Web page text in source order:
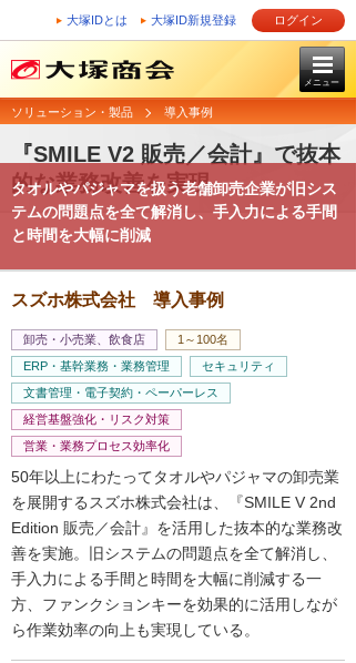
大塚IDとは 大塚ID新規登録 ログイン
メニュー
ソリューション・製品 導入事例
『SMILE V2 販売／会計』で抜本
的な業務改善を実現
タオルやパジャマを扱う老舗卸売企業が旧シス
テムの問題点を全て解消し、手入力による手間
と時間を大幅に削減
スズホ株式会社 導入事例
卸売・小売業、飲食店
1～100名
ERP・基幹業務・業務管理
セキュリティ
文書管理・電子契約・ペーパーレス
経営基盤強化・リスク対策
営業・業務プロセス効率化
50年以上にわたってタオルやパジャマの卸売業
を展開するスズホ株式会社は、『SMILE V 2nd
Edition 販売／会計』を活用した抜本的な業務改
善を実施。旧システムの問題点を全て解消し、
手入力による手間と時間を大幅に削減する一
方、ファンクションキーを効果的に活用しなが
ら作業効率の向上も実現している。